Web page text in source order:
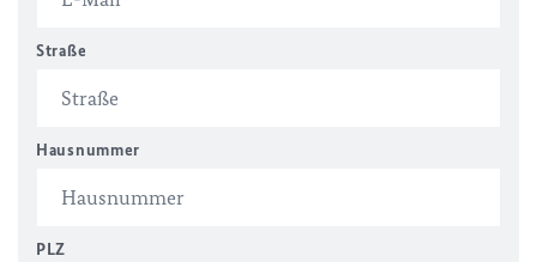
Straße
Hausnummer
PLZ